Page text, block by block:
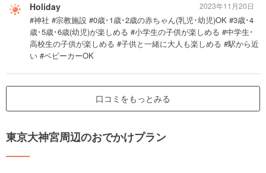
Holiday
#神社 #宗教施設 #0歳･1歳･2歳の赤ちゃん(乳児･幼児)OK #3歳･4
歳･5歳･6歳(幼児)が楽しめる #小学生の子供が楽しめる #中学生･
高校生の子供が楽しめる #子供と一緒に大人も楽しめる #駅から近
い #ベビーカーOK
2023年11月20日
口コミをもっとみる
東京大神宮周辺のおでかけプラン